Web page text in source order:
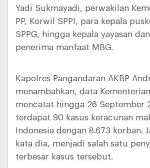
Yadi Sukmayadi, perwakilan
PP, Korwil SPPI, para kepala
SPPG, hingga kepala yayasan
penerima manfaat MBG.
Kapolres Pangandaran AKBP
menambahkan, data
mencatat hingga 26 September
terdapat 90 kasus keracunan
Indonesia dengan 8.673 korban.
kata dia, menjadi salah satu
terbesar kasus tersebut.